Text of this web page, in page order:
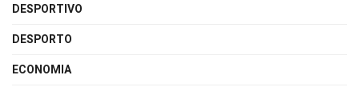
DESPORTIVO
DESPORTO
ECONOMIA